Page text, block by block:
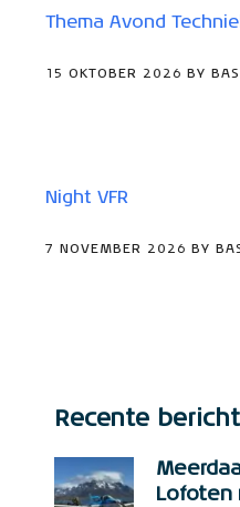
Thema Avond
15 OKTOBER 2026 BY BAS
Night VFR
7 NOVEMBER 2026 BY
Recente
Lofoten